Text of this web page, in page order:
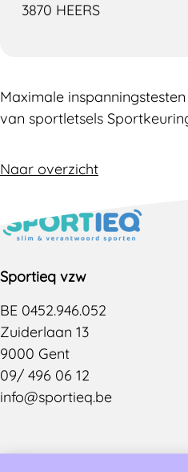
3870 HEERS
Maximale
van sportletsels
Naar overzicht
Sportieq vzw
BE 0452.946.052
Zuiderlaan 13
9000 Gent
09/ 496 06 12
info@sportieq.be